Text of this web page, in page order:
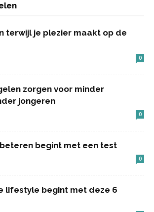
terwijl je plezier maakt op de
0
zorgen voor minder
jongeren
0
begint met een test
0
lifestyle begint met deze 6